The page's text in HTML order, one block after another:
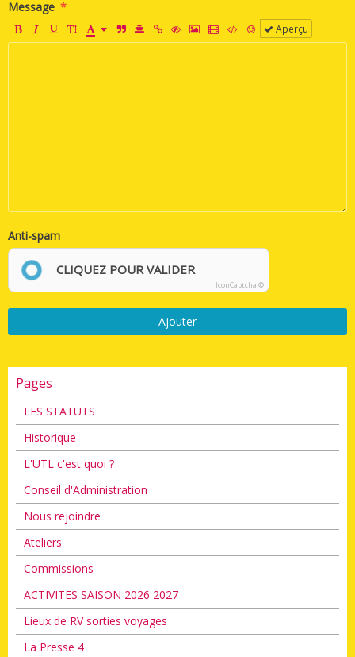
Message
Aperçu
Anti-spam
CLIQUEZ POUR VALIDER
IconCaptcha ©
Ajouter
Pages
LES STATUTS
Historique
L'UTL c'est quoi ?
Conseil d'Administration
Nous rejoindre
Ateliers
Commissions
ACTIVITES SAISON 2026 2027
Lieux de RV sorties voyages
La Presse 4